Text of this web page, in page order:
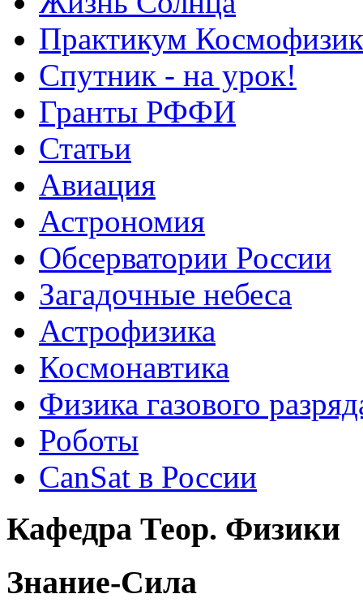
Практикум
Спутник - на урок!
Гранты РФФИ
Статьи
Авиация
Астрономия
Обсерватории России
Загадочные небеса
Астрофизика
Космонавтика
Физика газового
Роботы
CanSat в России
Кафедра Теор. Физики
Знание-Сила